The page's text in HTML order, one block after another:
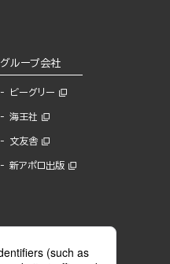
グループ会社
ビーグリー
海王社
文友舎
新アポロ出版